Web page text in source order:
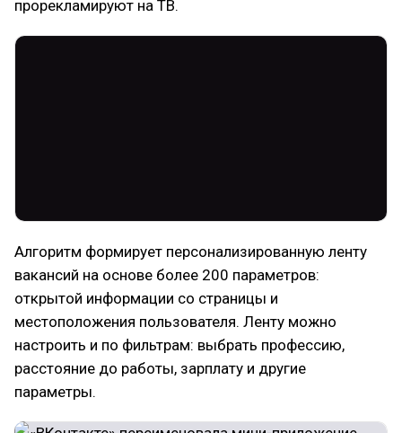
прорекламируют на ТВ.
Алгоритм формирует персонализированную ленту
вакансий на основе более 200 параметров:
открытой информации со страницы и
местоположения пользователя. Ленту можно
настроить и по фильтрам: выбрать профессию,
расстояние до работы, зарплату и другие
параметры.